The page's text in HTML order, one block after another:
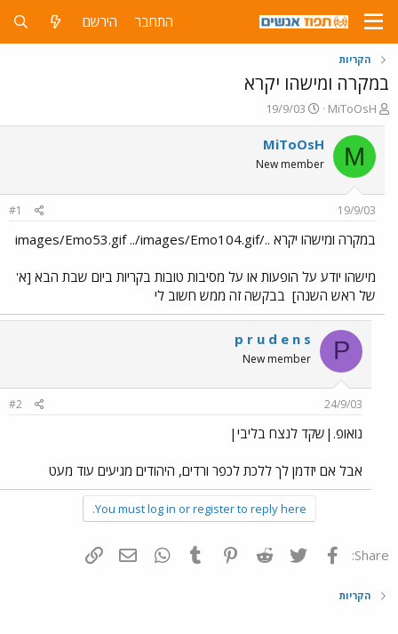
התחבר הירשם
הקריות
במקרה ומישהו יקרא
פ
ו
ת
ח
ה
ש
א
MiToOsH
פ
ו
ר
ם
ר
ך
19/9/03
M
MiToOsH
New member
19/9/03
#1
במקרה ומישהו יקרא ../images/Emo53.gif ../images/Emo104.gif
מישהו יודע על הופעות או על מסיבות טובות בקריות ביום שבת הבא [א'
של ראש השנה] בבקשה זה ממש חשוב לי
P
p r u d e n s
New member
24/9/03
#2
נואופ.|שקד לנצח בליבי|
אבל אם יזדמן לך ללכת לכפר ורדים, היהודים מגיעים עוד מעט
You must log in or register to reply here.
Share: פייסבוק Twitter
Reddit
Pinterest
Tumblr
WhatsAppדואר אלקטרוני
הקריות